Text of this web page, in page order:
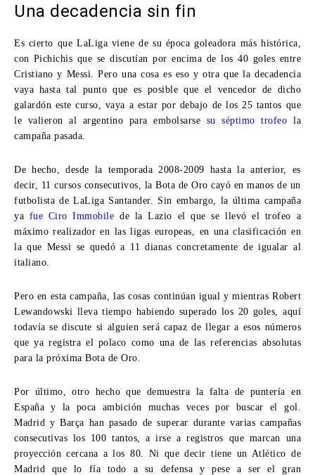
Una decadencia sin fin
Es cierto que LaLiga viene de su época goleadora más histórica,
con Pichichis que se discutían por encima de los 40 goles entre
Cristiano y Messi. Pero una cosa es eso y otra que la decadencia
vaya hasta tal punto que es posible que el vencedor de dicho
galardón este curso, vaya a estar por debajo de los 25 tantos que
le valieron al argentino para embolsarse su séptimo trofeo la
campaña pasada.
De hecho, desde la temporada 2008-2009 hasta la anterior, es
decir, 11 cursos consecutivos, la Bota de Oro cayó en manos de un
futbolista de LaLiga Santander. Sin embargo, la última campaña
ya fue Ciro Immobile de la Lazio el que se llevó el trofeo a
máximo realizador en las ligas europeas, en una clasificación en
la que Messi se quedó a 11 dianas concretamente de igualar al
italiano.
Pero en esta campaña, las cosas continúan igual y mientras Robert
Lewandowski lleva tiempo habiendo superado los 20 goles, aquí
todavía se discute si alguien será capaz de llegar a esos números
que ya registra el polaco como una de las referencias absolutas
para la próxima Bota de Oro.
Por último, otro hecho que demuestra la falta de puntería en
España y la poca ambición muchas veces por buscar el gol.
Madrid y Barça han pasado de superar durante varias campañas
consecutivas los 100 tantos, a irse a registros que marcan una
proyección cercana a los 80. Ni que decir tiene un Atlético de
Madrid que lo fía todo a su defensa y pese a ser el gran